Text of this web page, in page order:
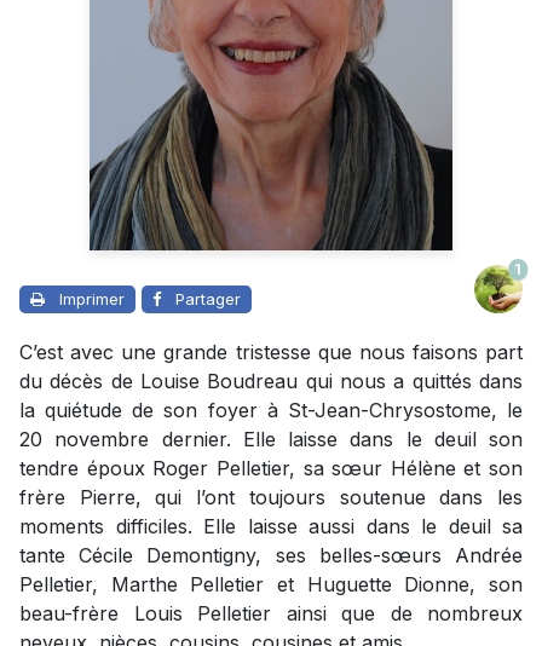
Imprimer Partager
1
C’est avec une grande tristesse que nous faisons part
du décès de Louise Boudreau qui nous a quittés dans
la quiétude de son foyer à St-Jean-Chrysostome, le
20 novembre dernier. Elle laisse dans le deuil son
tendre époux Roger Pelletier, sa sœur Hélène et son
frère Pierre, qui l’ont toujours soutenue dans les
moments difficiles. Elle laisse aussi dans le deuil sa
tante Cécile Demontigny, ses belles-sœurs Andrée
Pelletier, Marthe Pelletier et Huguette Dionne, son
beau-frère Louis Pelletier ainsi que de nombreux